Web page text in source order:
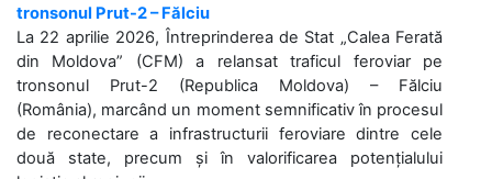
tronsonul Prut-2 – Fălciu
La 22 aprilie 2026, Întreprinderea de Stat „Calea Ferată
din Moldova” (CFM) a relansat traficul feroviar pe
tronsonul Prut-2 (Republica Moldova) – Fălciu
(România), marcând un moment semnificativ în procesul
de reconectare a infrastructurii feroviare dintre cele
două state, precum și în valorificarea potențialului